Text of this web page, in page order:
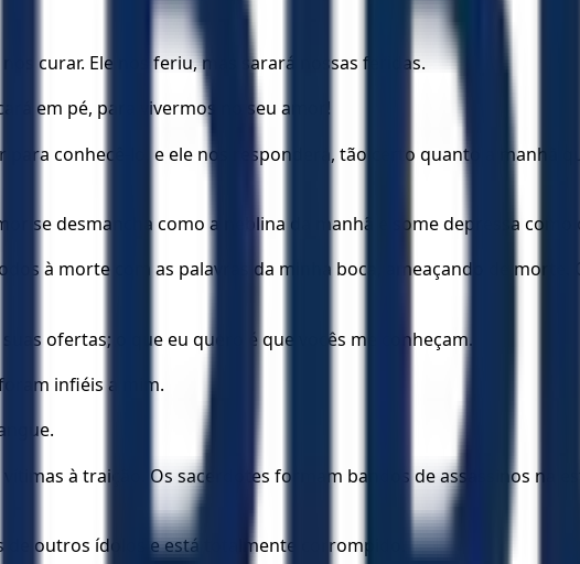
curar. Ele nos feriu, mas sarará nossas feridas.
em pé, para vivermos no seu amor!
para conhecê-lo, e ele nos responderá, tão certo quanto a manhã
se desmancha como a neblina da manhã e some depressa
à morte com as palavras da minha boca, ameaçando de
ofertas; o que eu quero é que vocês me conheçam.
infiéis a mim.
à traição. Os sacerdotes formam bandos de assassinos na
outros ídolos e está totalmente corrompido.